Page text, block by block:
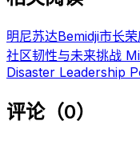
明尼苏达Bemidji市长
社区韧性与未来挑战
Disaster Leadership
评论（0）